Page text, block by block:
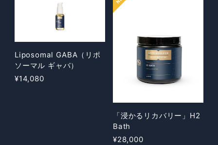
Liposomal GABA（リポ
ソーマル ギャバ）
¥14,080
「浸かるリカバリー」H2
Bath
¥28,000